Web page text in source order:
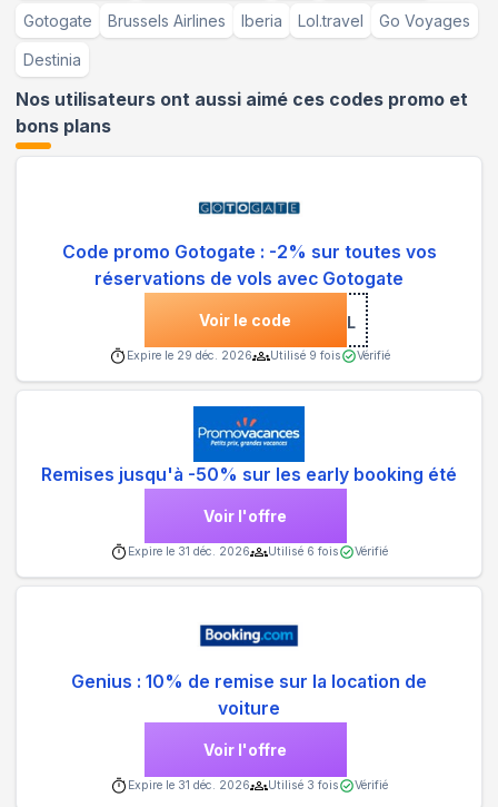
Gotogate Brussels Airlines Iberia Lol.travel Go Voyages
Destinia
Nos utilisateurs ont aussi aimé ces codes promo et
bons plans
Code promo Gotogate : -2% sur toutes vos
réservations de vols avec Gotogate
Voir le code***LOBAL
Expire le 29 déc. 2026 Utilisé 9 fois Vérifié
Remises jusqu'à -50% sur les early booking été
Voir l'offre
Expire le 31 déc. 2026 Utilisé 6 fois Vérifié
Genius : 10% de remise sur la location de
voiture
Voir l'offre
Expire le 31 déc. 2026 Utilisé 3 fois Vérifié